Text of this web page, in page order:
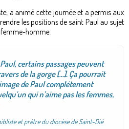
a animé cette journée et a permis aux
les positions de saint Paul au sujet
homme.
certains passages peuvent
de la gorge […]. Ça pourrait
de Paul complétement
qui n’aime pas les femmes,
et prêtre du diocèse de Saint-Dié